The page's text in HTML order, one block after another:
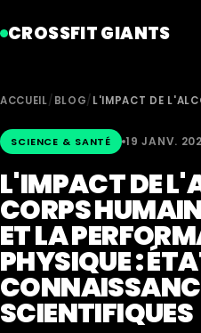
CROSSFIT GIANTS
ACCUEIL/ BLOG/ L'IMPACT DE
SCIENCE & SANTÉ 19 JANV.
L'IMPACT DE
CORPS
ET LA
PHYSIQUE :
SCIENTIFIQUES